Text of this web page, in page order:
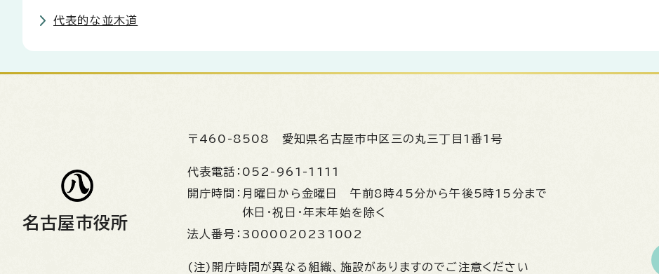
代表的な並木道
名古屋市役所
〒460-8508 愛知県名古屋市中区三の丸三丁目1番1号
代表電話： 052-961-1111
開庁時間： 月曜日から金曜日 午前8時45分から午後5時15分まで
休日・祝日・年末年始を除く
法人番号： 3000020231002
(注)開庁時間が異なる組織、施設がありますのでご注意ください